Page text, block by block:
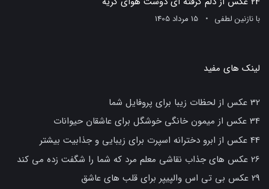
بانازنین لطفی 15 مرداد 1405
لینک های مفید
32 عکس از لحظات زیبا برای پروفایل شما
34 عکس از میمون خانگی خوشگل برای عاشقان حیوانات
44 عکس از ابرو دخترانه اسپرت برای زیبایی و جذابیت بیشتر
26 عکس های جذاب نقاشی معلم مرد که شما را شگفت زده می کند
29 عکس بی تی اس والپیپر برای قلب های عاشق